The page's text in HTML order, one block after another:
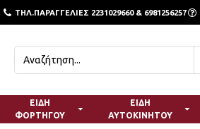
ΤΗΛ.ΠΑΡΑΓΓΕΛΙΕΣ 2231029660 & 6981256257
ΕΙΔΗ
ΦΟΡΤΗΓΟΥ
ΕΙΔΗ
ΑΥΤΟΚΙΝΗΤΟΥ